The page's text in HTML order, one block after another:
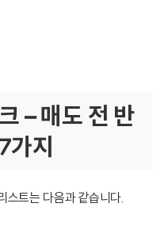
– 매도 전 반
가지
스트는 다음과 같습니다.